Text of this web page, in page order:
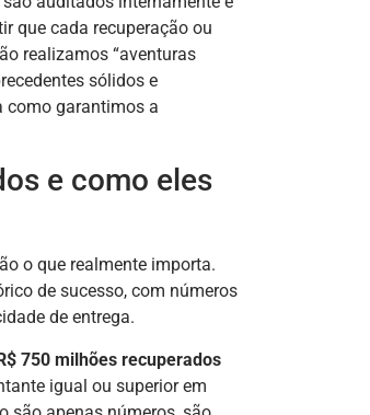
que cada recuperação ou
realizamos “aventuras
sólidos e
como garantimos a
e como eles
o que realmente importa.
de sucesso, com números
de entrega.
750 milhões recuperados
igual ou superior em